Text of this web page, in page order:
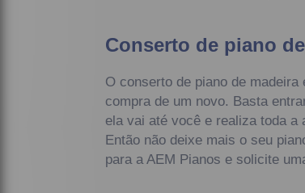
Conserto de piano
O conserto de piano de
compra de um novo. Basta
ela vai até você e realiza toda a
Então não deixe mais o seu
para a AEM Pianos e solicite